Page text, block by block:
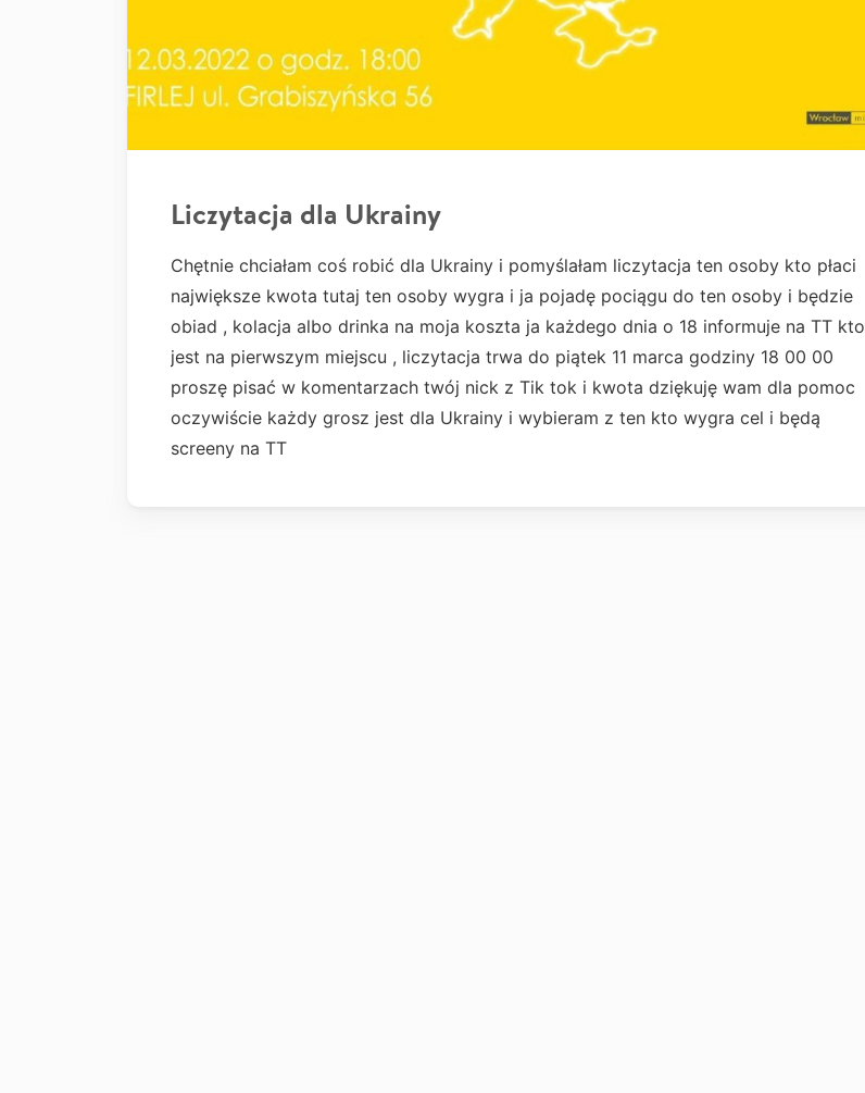
Liczytacja dla Ukrainy
Chętnie chciałam coś robić dla Ukrainy i pomyślałam liczytacja ten osoby kto płaci
największe kwota tutaj ten osoby wygra i ja pojadę pociągu do ten osoby i będzie
obiad , kolacja albo drinka na moja koszta ja każdego dnia o 18 informuje na TT kto
jest na pierwszym miejscu , liczytacja trwa do piątek 11 marca godziny 18 00 00
proszę pisać w komentarzach twój nick z Tik tok i kwota dziękuję wam dla pomoc
oczywiście każdy grosz jest dla Ukrainy i wybieram z ten kto wygra cel i będą
screeny na TT